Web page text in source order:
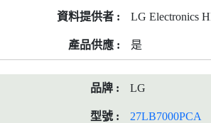
LG Electronics
是
LG
27LB7000PCA